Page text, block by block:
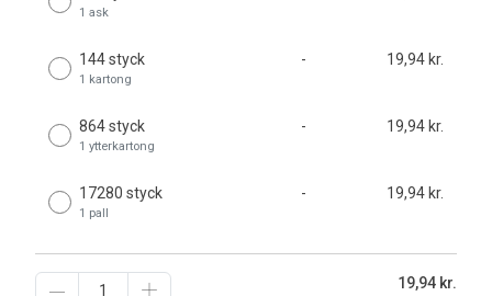
1 ask
144 styck
1 kartong
- 19,94 kr.
864 styck
1 ytterkartong
- 19,94 kr.
17280 styck
1 pall
- 19,94 kr.
19,94 kr.